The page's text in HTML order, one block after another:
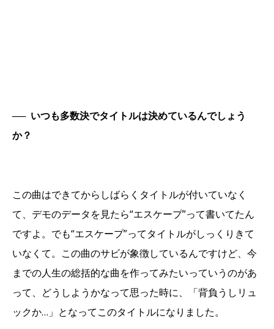
── いつも多数決でタイトルは決めているんでしょう
か？
この曲はできてからしばらくタイトルが付いていなく
て、デモのデータを見たら“エスケープ”って書いてたん
ですよ。でも“エスケープ”ってタイトルがしっくりきて
いなくて。この曲のサビが象徴しているんですけど、今
までの人生の総括的な曲を作ってみたいっていうのがあ
って、どうしようかなって思った時に、「背負うしリュ
ックか…」となってこのタイトルになりました。